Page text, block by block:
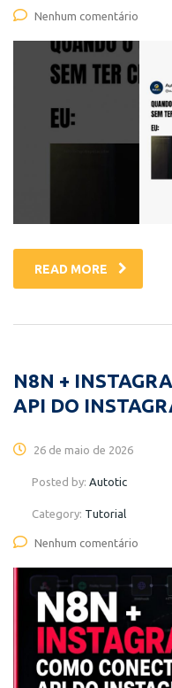
Nenhum comentário
READ MORE
N8N +
API DO
26 de maio de 2026
Posted by: Autotic
Category: Tutorial
Nenhum comentário